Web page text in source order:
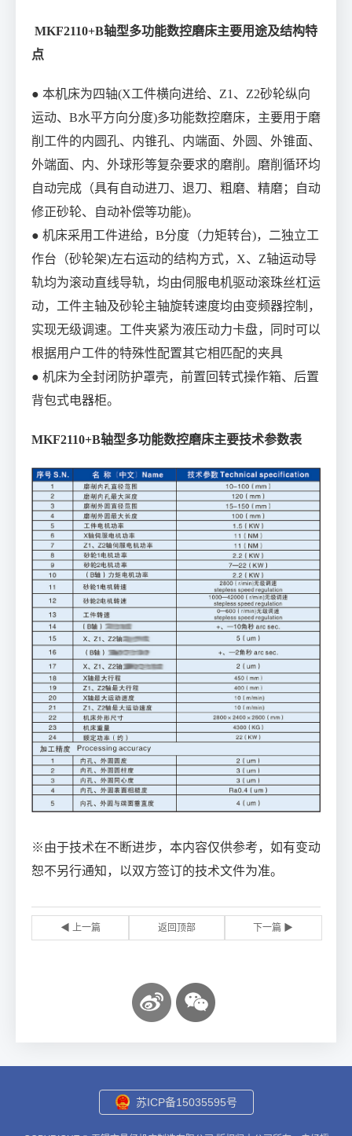
MKF2110+B轴型多功能数控磨床主要用途及结构特
点
● 本机床为四轴(X工件横向进给、Z1、Z2砂轮纵向
运动、B水平方向分度)多功能数控磨床，主要用于磨
削工件的内圆孔、内锥孔、内端面、外圆、外锥面、
外端面、内、外球形等复杂要求的磨削。磨削循环均
自动完成（具有自动进刀、退刀、粗磨、精磨；自动
修正砂轮、自动补偿等功能)。
● 机床采用工件进给，B分度（力矩转台)，二独立工
作台（砂轮架)左右运动的结构方式，X、Z轴运动导
轨均为滚动直线导轨，均由伺服电机驱动滚珠丝杠运
动，工件主轴及砂轮主轴旋转速度均由变频器控制，
实现无级调速。工件夹紧为液压动力卡盘，同时可以
根据用户工件的特殊性配置其它相匹配的夹具
● 机床为全封闭防护罩壳，前置回转式操作箱、后置
背包式电器柜。
MKF2110+B轴型多功能数控磨床主要技术参数表
※由于技术在不断进步，本内容仅供参考，如有变动
恕不另行通知，以双方签订的技术文件为准。
◀ 上一篇 返回顶部 下一篇 ▶
苏ICP备15035595号